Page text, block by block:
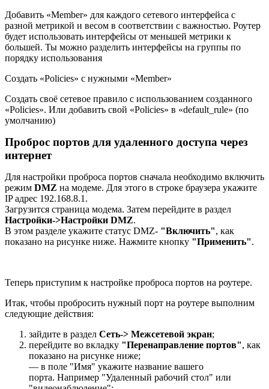
Добавить «Member» для каждого сетевого интерфейса с
разной метрикой и весом в соответствии с важностью. Роутер
будет использовать интерфейсы от меньшей метрики к
большей. Ты можно разделить интерфейсы на группы по
порядку использования
Создать «Policies» с нужными «Member»
Создать своё сетевое правило с использованием созданного
«Policies». Или добавить свой «Policies» в «default_rule» (по
умолчанию)
Проброс портов для удаленного доступа через
интернет
Для настройки проброса портов сначала необходимо включить
режим DMZ на модеме. Для этого в строке браузера укажите
IP адрес 192.168.8.1.
Загрузится страница модема. Затем перейдите в раздел
Настройки->Настройки DMZ.
В этом разделе укажите статус DMZ- "Включить", как
показано на рисунке ниже. Нажмите кнопку "Применить".
Теперь приступим к настройке проброса портов на роутере.
Итак, чтобы пробросить нужный порт на роутере выполним
следующие действия:
зайдите в раздел Сеть-> Межсетевой экран;
перейдите во вкладку "Перенаправление портов", как
показано на рисунке ниже;
— в поле "Имя" укажите название вашего
порта. Например "Удаленный рабочий стол" или